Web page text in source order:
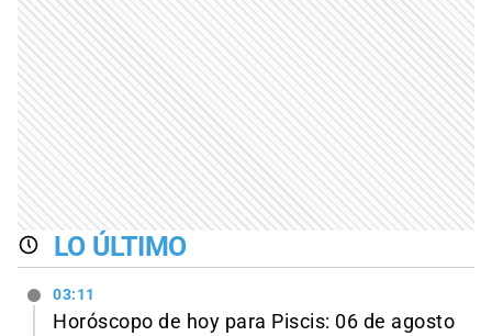
LO ÚLTIMO
03:11
Horóscopo de hoy para Piscis: 06 de agosto